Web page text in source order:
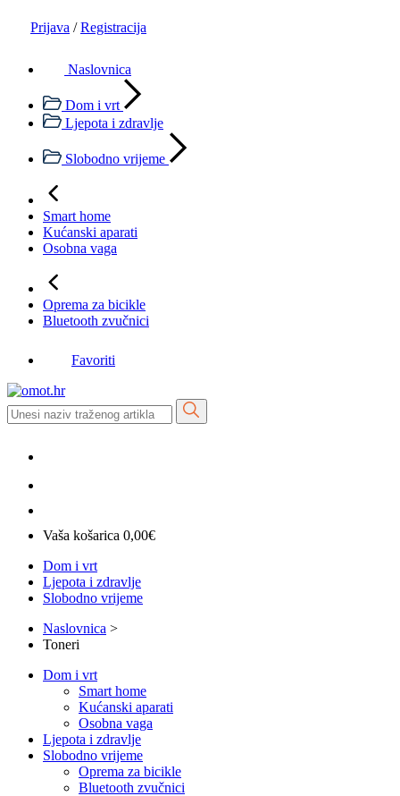
Prijava / Registracija
Naslovnica
Dom i vrt
Ljepota i zdravlje
Slobodno vrijeme
Smart home
Kućanski aparati
Osobna vaga
Oprema za bicikle
Bluetooth zvučnici
Favoriti
Vaša košarica 0,00€
Dom i vrt
Ljepota i zdravlje
Slobodno vrijeme
Naslovnica >
Toneri
Dom i vrt
Smart home
Kućanski aparati
Osobna vaga
Ljepota i zdravlje
Slobodno vrijeme
Oprema za bicikle
Bluetooth zvučnici